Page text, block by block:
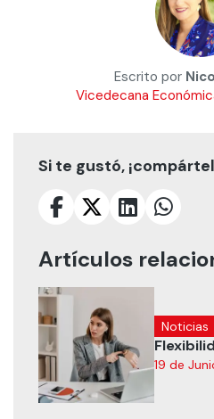
Escrito por
Vicedecana
Si te gustó,
Artículos
Noticias
19 de